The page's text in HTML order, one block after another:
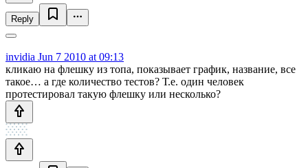
Reply
invidia Jun 7 2010 at 09:13
кликаю на флешку из топа, показывает график, название, все
такое… а где количество тестов? Т.е. один человек
протестировал такую флешку или несколько?